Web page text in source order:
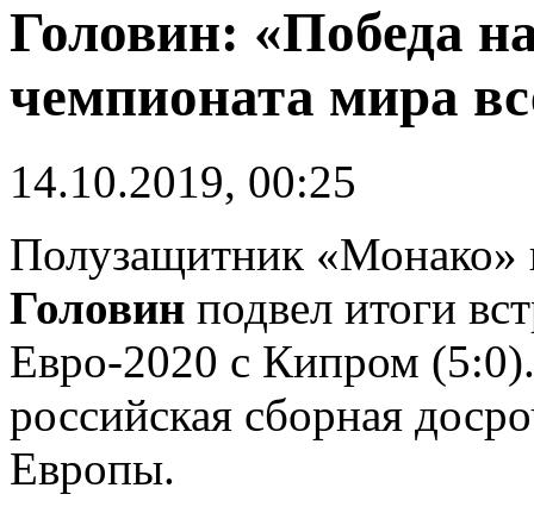
Головин: «Победа
чемпионата мира
14.10.2019, 00:25
Полузащитник «Монако»
Головин подвел итоги
Евро-2020 с Кипром (5:0).
российская сборная
Европы.